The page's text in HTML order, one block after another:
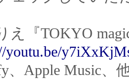
え『TOKYO
youtu.be/
、Apple Music、